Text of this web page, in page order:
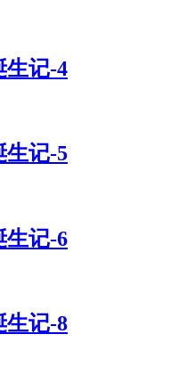
生记-4
生记-5
生记-6
生记-8